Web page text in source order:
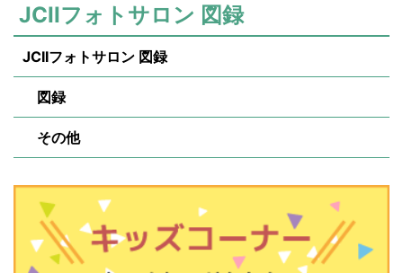
JCIIフォトサロン 図録
JCIIフォトサロン 図録
図録
その他